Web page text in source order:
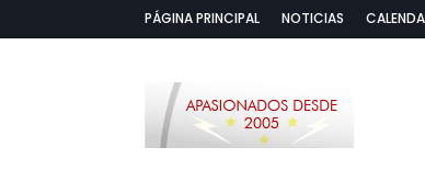
PÁGINA PRINCIPAL NOTICIAS